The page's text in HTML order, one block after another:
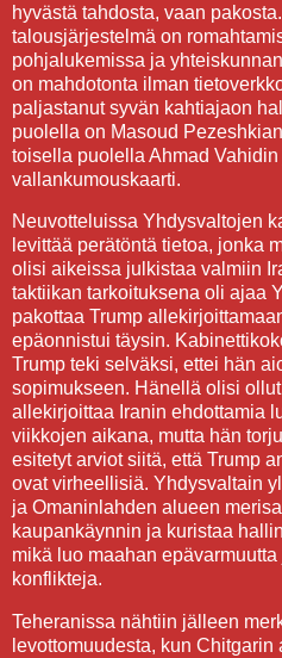
hyvästä tahdosta, vaan
talousjärjestelmä on
pohjalukemissa ja
on mahdotonta ilman
paljastanut syvän kahtiajaon
puolella on Masoud
toisella puolella Ahmad Vahidin
vallankumouskaarti.
Neuvotteluissa Yhdysvaltojen
levittää perätöntä tietoa, jonka
olisi aikeissa julkistaa valmiin
taktiikan tarkoituksena oli ajaa
pakottaa Trump
epäonnistui täysin.
Trump teki selväksi, ettei hän
sopimukseen. Hänellä olisi
allekirjoittaa Iranin ehdottamia
viikkojen aikana, mutta hän
esitetyt arviot siitä, että Trump
ovat virheellisiä. Yhdysvaltain
ja Omaninlahden alueen
kaupankäynnin ja kuristaa
mikä luo maahan
konflikteja.
Teheranissa nähtiin jälleen
levottomuudesta, kun